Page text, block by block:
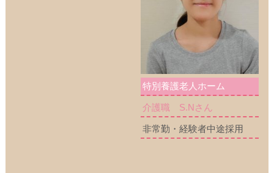
特別養護老人ホーム
介護職 S.Nさん
非常勤・経験者中途採用